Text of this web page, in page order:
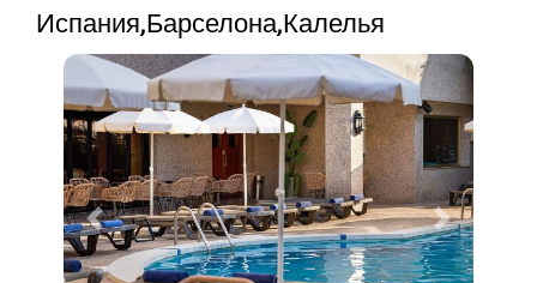
Испания,Барселона,Калелья
Previous Next